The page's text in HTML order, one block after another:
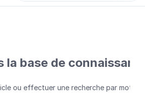
la base de
ou effectuer une recherche par mots-